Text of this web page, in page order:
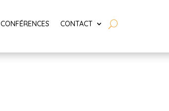
CONFÉRENCES CONTACT